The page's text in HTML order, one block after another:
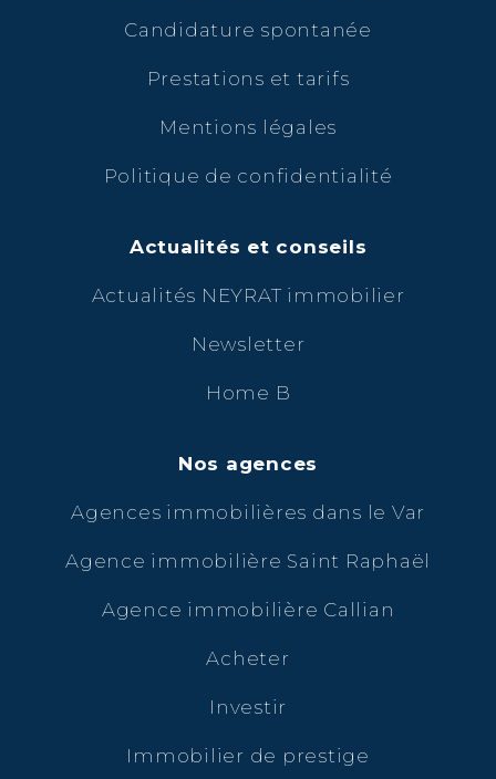
Candidature spontanée
Prestations et tarifs
Mentions légales
Politique de confidentialité
Actualités et conseils
Actualités NEYRAT immobilier
Newsletter
Home B
Nos agences
Agences immobilières dans le Var
Agence immobilière Saint Raphaël
Agence immobilière Callian
Acheter
Investir
Immobilier de prestige